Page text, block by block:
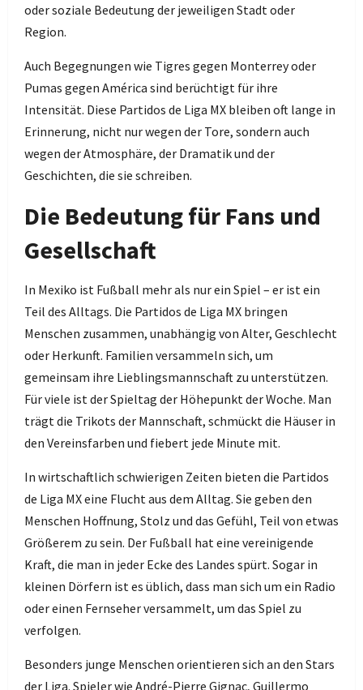
oder soziale Bedeutung der jeweiligen Stadt oder
Region.
Auch Begegnungen wie Tigres gegen Monterrey oder
Pumas gegen América sind berüchtigt für ihre
Intensität. Diese Partidos de Liga MX bleiben oft lange in
Erinnerung, nicht nur wegen der Tore, sondern auch
wegen der Atmosphäre, der Dramatik und der
Geschichten, die sie schreiben.
Die Bedeutung für Fans und
Gesellschaft
In Mexiko ist Fußball mehr als nur ein Spiel – er ist ein
Teil des Alltags. Die Partidos de Liga MX bringen
Menschen zusammen, unabhängig von Alter, Geschlecht
oder Herkunft. Familien versammeln sich, um
gemeinsam ihre Lieblingsmannschaft zu unterstützen.
Für viele ist der Spieltag der Höhepunkt der Woche. Man
trägt die Trikots der Mannschaft, schmückt die Häuser in
den Vereinsfarben und fiebert jede Minute mit.
In wirtschaftlich schwierigen Zeiten bieten die Partidos
de Liga MX eine Flucht aus dem Alltag. Sie geben den
Menschen Hoffnung, Stolz und das Gefühl, Teil von etwas
Größerem zu sein. Der Fußball hat eine vereinigende
Kraft, die man in jeder Ecke des Landes spürt. Sogar in
kleinen Dörfern ist es üblich, dass man sich um ein Radio
oder einen Fernseher versammelt, um das Spiel zu
verfolgen.
Besonders junge Menschen orientieren sich an den Stars
der Liga. Spieler wie André-Pierre Gignac, Guillermo